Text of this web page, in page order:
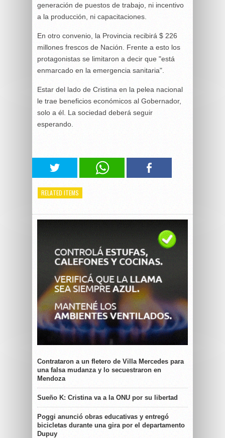
generación de puestos de trabajo, ni incentivo
a la producción, ni capacitaciones.
En otro convenio, la Provincia recibirá $ 226
millones frescos de Nación. Frente a esto los
protagonistas se limitaron a decir que "está
enmarcado en la emergencia sanitaria".
Estar del lado de Cristina en la pelea nacional
le trae beneficios económicos al Gobernador,
solo a él. La sociedad deberá seguir
esperando.
RELATED ITEMS
Contrataron a un fletero de Villa Mercedes para
una falsa mudanza y lo secuestraron en
Mendoza
Sueño K: Cristina va a la ONU por su libertad
Poggi anunció obras educativas y entregó
bicicletas durante una gira por el departamento
Dupuy